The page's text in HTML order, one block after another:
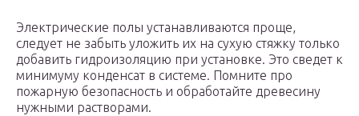
Электрические полы устанавливаются проще,
следует не забыть уложить их на сухую стяжку только
добавить гидроизоляцию при установке. Это сведет к
минимуму конденсат в системе. Помните про
пожарную безопасность и обработайте древесину
нужными растворами.